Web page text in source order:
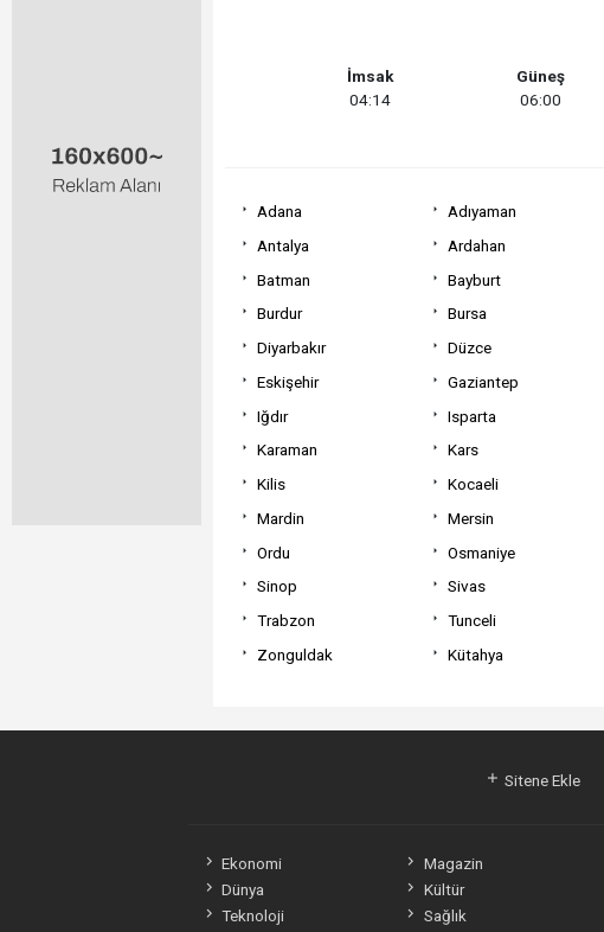
İmsak
04:14
Güneş
06:00
Adana Adıyaman
Antalya
Ardahan
Batman
Bayburt
Burdur
Bursa
Diyarbakır
Düzce
Eskişehir
Gaziantep
Iğdır
Isparta
Karaman
Kars
Kilis
Kocaeli
Mardin
Mersin
Ordu
Osmaniye
Sinop
Sivas
Trabzon
Tunceli
Zonguldak
Kütahya
Sitene Ekle
Ekonomi
Magazin
Dünya
Kültür
Teknoloji
Sağlık